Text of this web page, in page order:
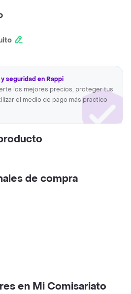
seguridad en Rappi
los mejores precios, proteger tus
el medio de pago más practico
de compra
en Mi Comisariato